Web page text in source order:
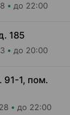
до 22:00
185
до 20:00
91-1, пом.
до 22:00